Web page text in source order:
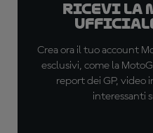
Ricevi la
ufficiale
Crea ora il tuo account
esclusivi, come la
report dei GP, video
interessanti